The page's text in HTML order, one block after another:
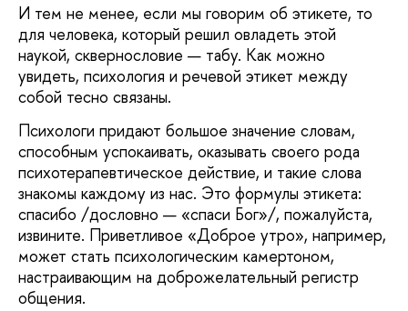
И тем не менее, если мы говорим об этикете, то
для человека, который решил овладеть этой
наукой, сквернословие — табу. Как можно
увидеть, психология и речевой этикет между
собой тесно связаны.
Психологи придают большое значение словам,
способным успокаивать, оказывать своего рода
психотерапевтическое действие, и такие слова
знакомы каждому из нас. Это формулы этикета:
спасибо /дословно — «спаси Бог»/, пожалуйста,
извините. Приветливое «Доброе утро», например,
может стать психологическим камертоном,
настраивающим на доброжелательный регистр
общения.